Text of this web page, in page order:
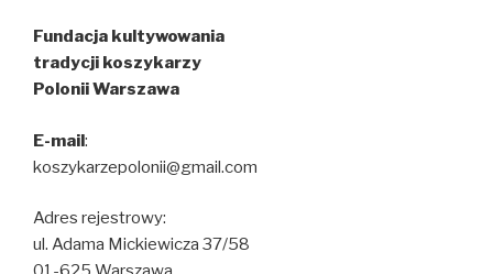
Fundacja kultywowania
tradycji koszykarzy
Polonii Warszawa
E-mail:
koszykarzepolonii@gmail.com
Adres rejestrowy:
ul. Adama Mickiewicza 37/58